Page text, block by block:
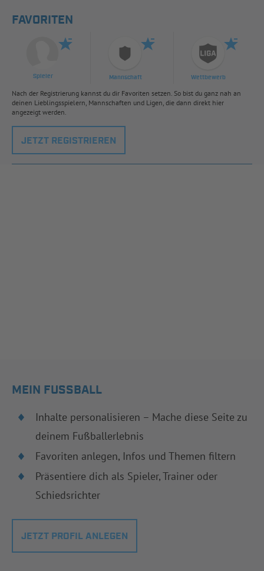
FAVORITEN
Spieler Mannschaft Wettbewerb
Nach der Registrierung kannst du dir Favoriten setzen. So bist du ganz nah an
deinen Lieblingsspielern, Mannschaften und Ligen, die dann direkt hier
angezeigt werden.
JETZT REGISTRIEREN
MEIN FUSSBALL
Inhalte personalisieren – Mache diese Seite zu
deinem Fußballerlebnis
Favoriten anlegen, Infos und Themen filtern
Präsentiere dich als Spieler, Trainer oder
Schiedsrichter
JETZT PROFIL ANLEGEN